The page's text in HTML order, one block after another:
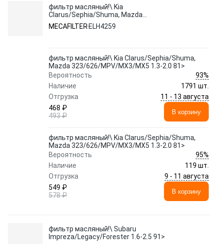
фильтр масляный!\ Kia
Clarus/Sephia/Shuma, Mazda
323/626/MPV/MX3/MX5 1.3-2.0 81>
MECAFILTER ELH4259
фильтр масляный!\ Kia Clarus/Sephia/Shuma,
Mazda 323/626/MPV/MX3/MX5 1.3-2.0 81>
Вероятность
93%
Наличие
1791 шт.
Отгрузка
11 - 13 августа
468 ₽
493 ₽
В корзину
фильтр масляный!\ Kia Clarus/Sephia/Shuma,
Mazda 323/626/MPV/MX3/MX5 1.3-2.0 81>
Вероятность
95%
Наличие
119 шт.
Отгрузка
9 - 11 августа
549 ₽
578 ₽
В корзину
фильтр масляный!\ Subaru
Impreza/Legacy/Forester 1.6-2.5 91>